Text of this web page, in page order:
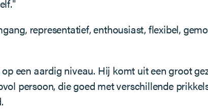
representatief, enthousiast, flexibel,
een aardig niveau. Hij komt uit een groot
persoon, die goed met verschillende